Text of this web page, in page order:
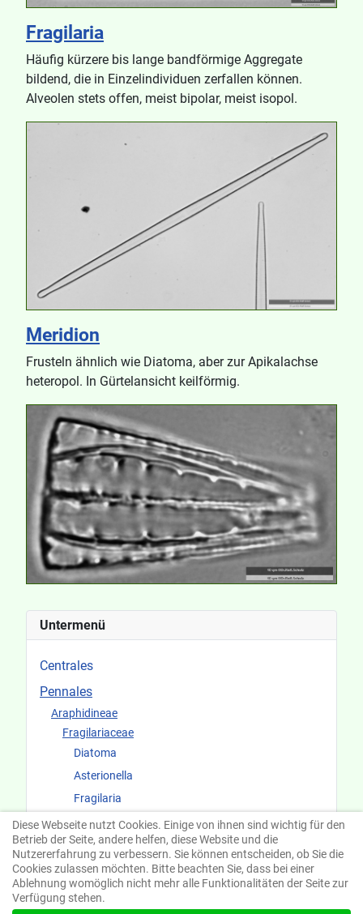
Untermenü
Centrales
Pennales
Araphidineae
Fragilariaceae
Diatoma
Asterionella
Fragilaria
Raphidineae
Fundorte und Ökologie
Fragilaria
Häufig kürzere bis lange bandförmige Aggregate
bildend, die in Einzelindividuen zerfallen können.
Alveolen stets offen, meist bipolar, meist isopol.
Meridion
Frusteln ähnlich wie Diatoma, aber zur Apikalachse
heteropol. In Gürtelansicht keilförmig.
Diese Webseite nutzt Cookies. Einige von ihnen sind wichtig für den
Betrieb der Seite, andere helfen, diese Website und die
Nutzererfahrung zu verbessern. Sie können entscheiden, ob Sie die
Cookies zulassen möchten. Bitte beachten Sie, dass bei einer
Ablehnung womöglich nicht mehr alle Funktionalitäten der Seite zur
Verfügung stehen.